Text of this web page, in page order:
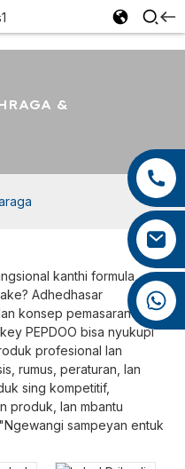
13959222339
0592 5599526
18965423693
&
kanthi formula
Adhedhasar
konsep pemasaran sing
PEPDOO bisa nyukupi
profesional lan
rumus, peraturan, lan
sing kompetitif,
produk, lan mbantu
sampeyan entuk